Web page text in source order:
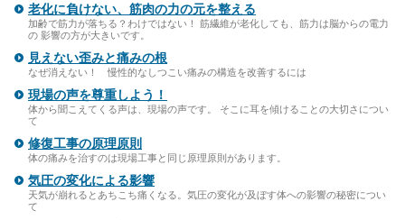
老化に負けない、筋肉の力の元を整える
加齢で筋力が落ちる？わけではない！ 筋繊維が老化しても、筋力は脳からの電力
の 影響の方が大きいです。
見えない歪みと痛みの根
なぜ消えない！ 慢性的なしつこい痛みの構造を改善するには
現場の声を尊重しよう！
体から聞こえてくる声は、現場の声です。 そこに耳を傾けることの大切さについ
て
修復工事の原理原則
体の痛みを治すのは現場工事と同じ原理原則があります。
気圧の変化による影響
天気が崩れるとあちこち痛くなる。気圧の変化が及ぼす体への影響の秘密につい
て